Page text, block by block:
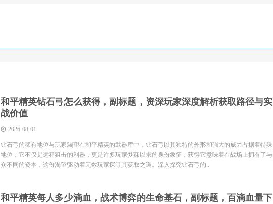
和平精英钻石弓怎么获得，副标题，资深玩家深度解析获取路径与实
战价值
2026-08-01
钻石弓的稀有地位与玩家渴望在和平精英的武器库中，钻石弓以其独特的外形和强大的威力占据着特殊
地位，它不仅是远程狙击的利器，更是许多玩家梦寐以求的身份象征，获得它意味着在战场上拥有了与
众不同的资本，这份渴望驱动着无数玩家探寻其获取之道。深入探究钻石弓的...
和平精英每人多少滴血，战术博弈的生命基石，副标题，百滴血量下